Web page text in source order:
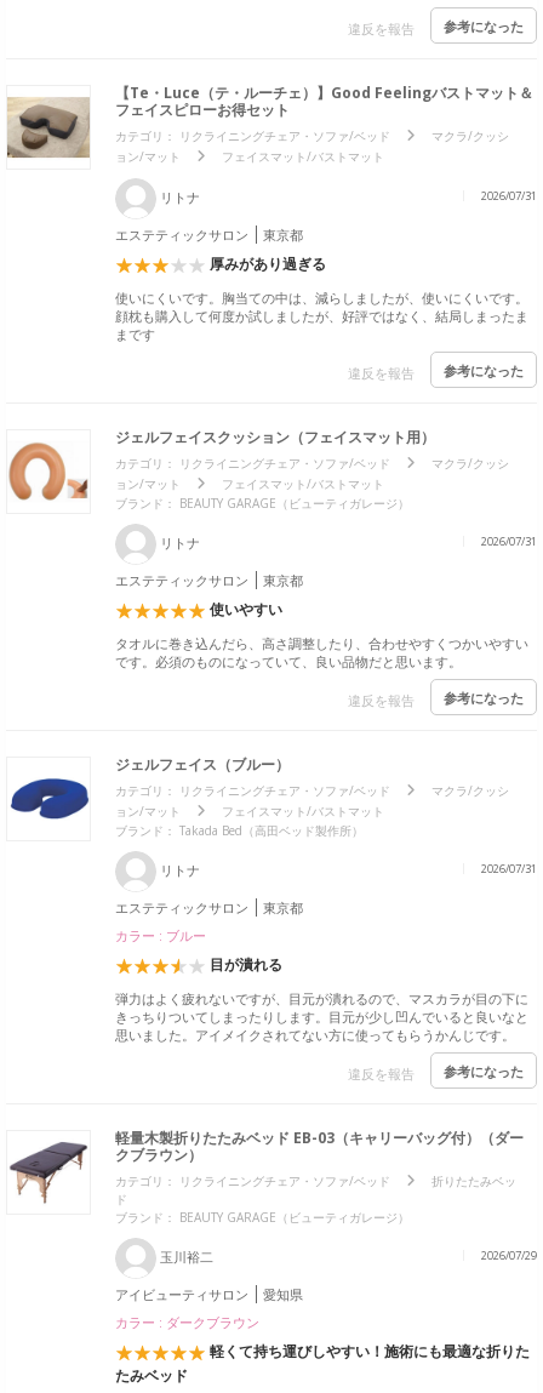
違反を報告 参考になった
【Te・Luce（テ・ルーチェ）】Good Feelingバストマット＆
フェイスピローお得セット
カテゴリ： リクライニングチェア・ソファ/ベッド
マクラ/クッシ
ョン/マット
フェイスマット/バストマット
リトナ 2026/07/31
エステティックサロン 東京都
厚みがあり過ぎる
使いにくいです。胸当ての中は、減らしましたが、使いにくいです。
顔枕も購入して何度か試しましたが、好評ではなく、結局しまったま
まです
違反を報告 参考になった
ジェルフェイスクッション（フェイスマット用）
カテゴリ： リクライニングチェア・ソファ/ベッド
マクラ/クッシ
ョン/マット
フェイスマット/バストマット
ブランド： BEAUTY GARAGE（ビューティガレージ）
リトナ 2026/07/31
エステティックサロン 東京都
使いやすい
タオルに巻き込んだら、高さ調整したり、合わせやすくつかいやすい
です。必須のものになっていて、良い品物だと思います。
違反を報告 参考になった
ジェルフェイス（ブルー）
カテゴリ： リクライニングチェア・ソファ/ベッド
マクラ/クッシ
ョン/マット
フェイスマット/バストマット
ブランド： Takada Bed（高田ベッド製作所）
リトナ 2026/07/31
エステティックサロン
東京都
カラー : ブルー
目が潰れる
弾力はよく疲れないですが、目元が潰れるので、マスカラが目の下に
きっちりついてしまったりします。目元が少し凹んでいると良いなと
思いました。アイメイクされてない方に使ってもらうかんじです。
違反を報告 参考になった
軽量木製折りたたみベッド EB-03（キャリーバッグ付）（ダー
クブラウン）
カテゴリ： リクライニングチェア・ソファ/ベッド
折りたたみベッ
ド
ブランド： BEAUTY GARAGE（ビューティガレージ）
玉川裕二 2026/07/29
アイビューティサロン
愛知県
カラー : ダークブラウン
軽くて持ち運びしやすい！施術にも最適な折りた
たみベッド